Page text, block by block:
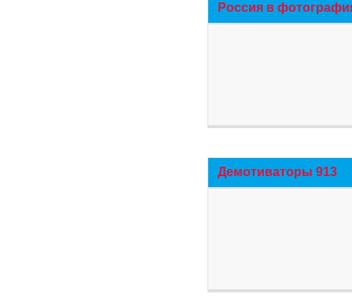
Россия в
Демотиваторы 913